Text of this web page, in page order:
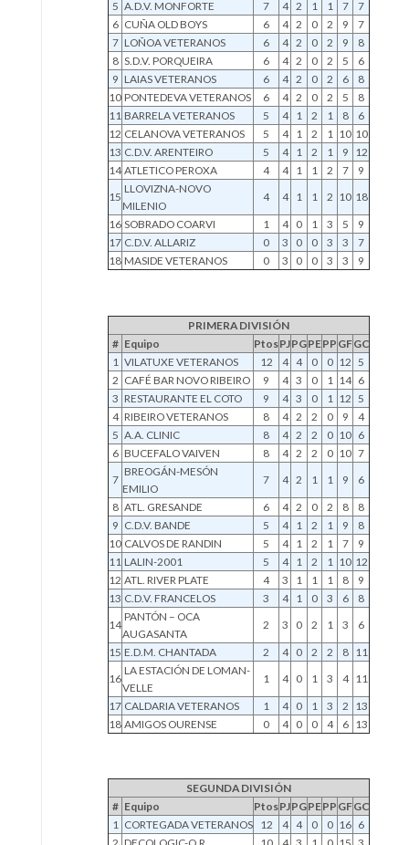
5 A.D.V. MONFORTE 7 4 2 1 1 7
7
6 CUÑA OLD BOYS 6 4 2 0 2 9
7
7 LOÑOA VETERANOS 6 4 2 0 2 9
8
8 S.D.V. PORQUEIRA 6 4 2 0 2 5
6
9 LAIAS VETERANOS 6 4 2 0 2 6
8
10 PONTEDEVA VETERANOS 6 4 2 0 2 5
8
11 BARRELA VETERANOS 5 4 1 2 1 8
6
12 CELANOVA VETERANOS 5 4 1 2 1 10 10
13 C.D.V. ARENTEIRO 5 4 1 2 1 9 12
14 ATLETICO PEROXA 4 4 1 1 2 7
9
15
LLOVIZNA-NOVO
MILENIO
4 4 1 1 2 10 18
16 SOBRADO COARVI 1 4 0 1 3 5
9
17 C.D.V. ALLARIZ 0 3 0 0 3 3
7
18 MASIDE VETERANOS 0 3 0 0 3 3 9
PRIMERA DIVISIÓN
# Equipo PtosPJPGPEPP GFGC
1 VILATUXE VETERANOS 12 4 4 0 0 12 5
2 CAFÉ BAR NOVO RIBEIRO 9 4 3 0 1 14 6
3 RESTAURANTE EL COTO 9 4 3 0 1 12 5
4 RIBEIRO VETERANOS 8 4 2 2 0 9
4
5 A.A. CLINIC 8 4 2 2 0 10 6
6 BUCEFALO VAIVEN 8 4 2 2 0 10 7
7
BREOGÁN-MESÓN
EMILIO
7 4 2 1 1 9
6
8 ATL. GRESANDE 6 4 2 0 2 8
8
9 C.D.V. BANDE 5 4 1 2 1 9
8
10 CALVOS DE RANDIN 5 4 1 2 1 7
9
11 LALIN-2001 5 4 1 2 1 10 12
12 ATL. RIVER PLATE 4 3 1 1 1 8
9
13 C.D.V. FRANCELOS 3 4 1 0 3 6
8
14
PANTÓN – OCA
AUGASANTA
2 3 0 2 1 3
6
15 E.D.M. CHANTADA 2 4 0 2 2 8 11
16
LA ESTACIÓN DE LOMAN-
VELLE
1 4 0 1 3 4 11
17 CALDARIA VETERANOS 1 4 0 1 3 2 13
18 AMIGOS OURENSE 0 4 0 0 4 6 13
SEGUNDA DIVISIÓN
# Equipo PtosPJPGPEPP GFGC
1 CORTEGADA VETERANOS 12 4 4 0 0 16 6